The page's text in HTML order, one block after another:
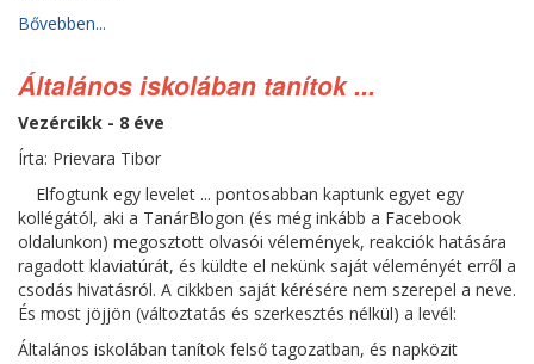
Bővebben...
Általános iskolában tanítok ...
Vezércikk - 8 éve
Írta: Prievara Tibor
Elfogtunk egy levelet ... pontosabban kaptunk egyet egy
kollégától, aki a TanárBlogon (és még inkább a Facebook
oldalunkon) megosztott olvasói vélemények, reakciók hatására
ragadott klaviatúrát, és küldte el nekünk saját véleményét erről a
csodás hivatásról. A cikkben saját kérésére nem szerepel a neve.
És most jöjjön (változtatás és szerkesztés nélkül) a levél:
Általános iskolában tanítok felső tagozatban, és napközit